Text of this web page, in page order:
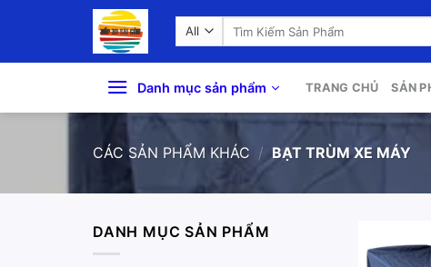
Search
Danh mục sản phẩm TRANG CHỦ SẢN
CÁC SẢN PHẨM KHÁC / BẠT TRÙM XE MÁY
DANH MỤC SẢN PHẨM